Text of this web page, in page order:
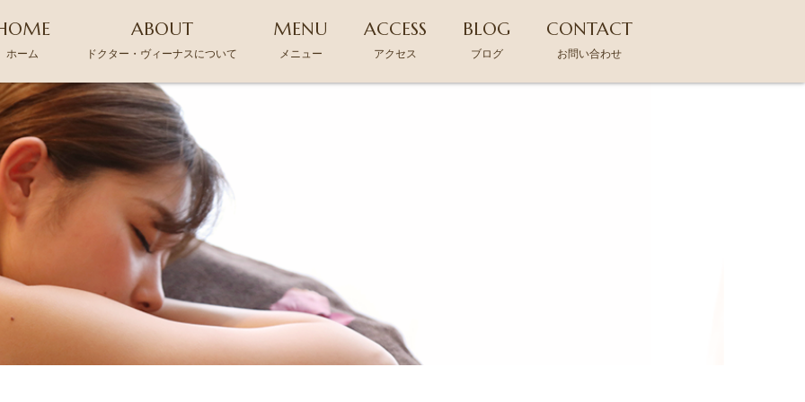
ホーム
ABOUT
ドクター・ヴィーナスについて
MENU
メニュー
ACCESS
アクセス
BLOG
ブログ
CONTACT
お問い合わせ